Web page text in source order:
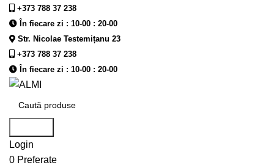
+373 788 37 238
În fiecare zi : 10-00 : 20-00
Str. Nicolae Testemițanu 23
+373 788 37 238
În fiecare zi : 10-00 : 20-00
Login
0 Preferate